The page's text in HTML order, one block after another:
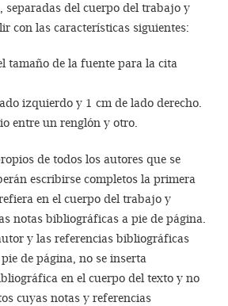
separadas del cuerpo del trabajo y
con las características siguientes:
tamaño de la fuente para la cita
izquierdo y 1 cm de lado derecho.
entre un renglón y otro.
de todos los autores que se
escribirse completos la primera
en el cuerpo del trabajo y
notas bibliográficas a pie de página.
y las referencias bibliográficas
de página, no se inserta
en el cuerpo del texto y no
cuyas notas y referencias